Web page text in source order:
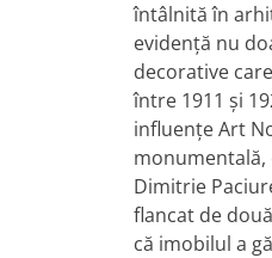
întâlnită în
evidență nu
decorative
între 1911 și
influențe Art
Dimitrie
flancat de
că imobilul a